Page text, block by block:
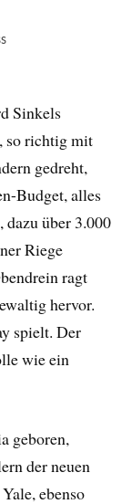
Sinkels
so richtig mit
gedreht,
Budget, alles
über 3.000
Riege
ragt
hervor.
spielt. Der
wie ein
geboren,
der neuen
ebenso